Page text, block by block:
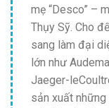
mẹ “Desco” –
Thụy Sỹ. Cho
sang làm đại
lớn như
Jaeger-
sản xuất